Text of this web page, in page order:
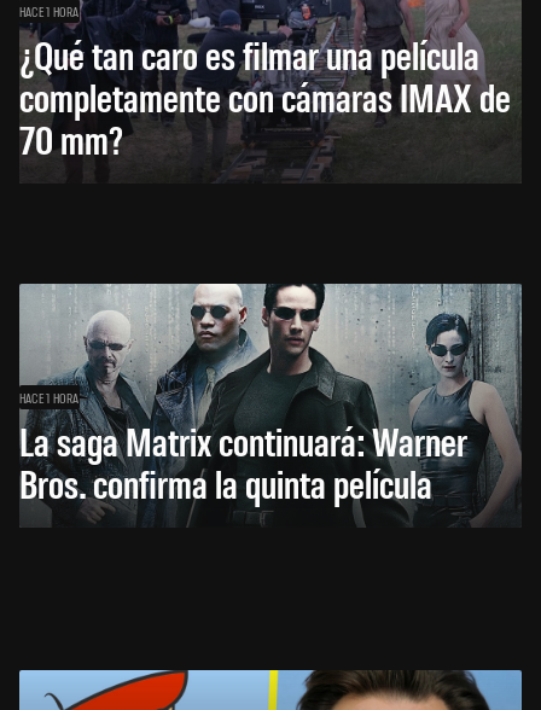
HACE 1 HORA
¿Qué tan caro es filmar una película
completamente con cámaras IMAX de
70 mm?
HACE 1 HORA
La saga Matrix continuará: Warner
Bros. confirma la quinta película